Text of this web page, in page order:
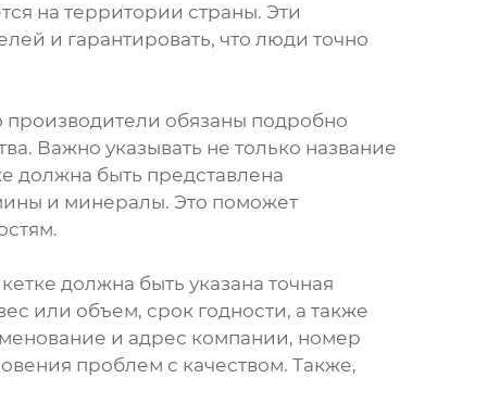
на территории страны. Эти
и гарантировать, что люди точно
производители обязаны подробно
Важно указывать не только название
должна быть представлена
и минералы. Это поможет
должна быть указана точная
или объем, срок годности, а также
и адрес компании, номер
проблем с качеством. Также,